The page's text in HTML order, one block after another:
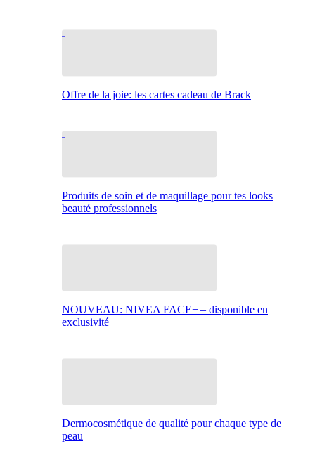
Offre de la joie: les cartes cadeau de Brack
Produits de soin et de maquillage pour tes looks
beauté professionnels
NOUVEAU: NIVEA FACE+ – disponible en
exclusivité
Dermocosmétique de qualité pour chaque type de
peau